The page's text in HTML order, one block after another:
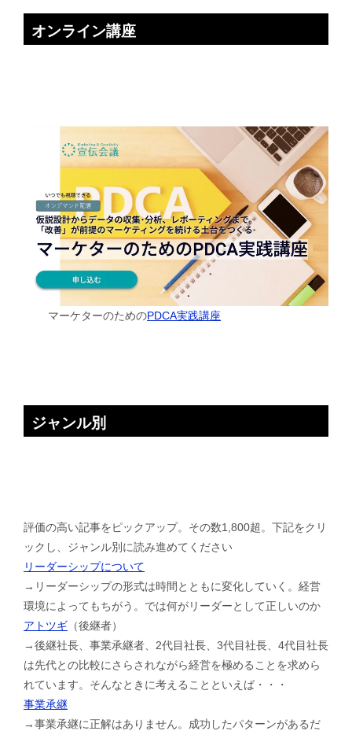
オンライン講座
マーケターのためのPDCA実践講座
ジャンル別
評価の高い記事をピックアップ。その数1,800超。下記をクリ
ックし、ジャンル別に読み進めてください
リーダーシップについて
→リーダーシップの形式は時間とともに変化していく。経営
環境によってもちがう。では何がリーダーとして正しいのか
アトツギ （後継者）
→後継社長、事業承継者、2代目社長、3代目社長、4代目社長
は先代との比較にさらされながら経営を極めることを求めら
れています。そんなときに考えることといえば・・・
事業承継
→事業承継に正解はありません。成功したパターンがあるだ